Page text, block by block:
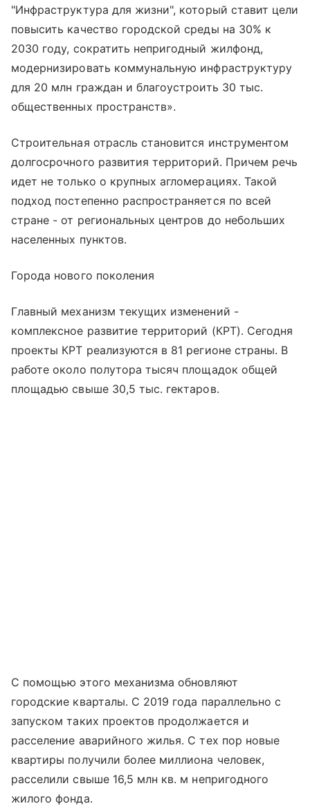
"Инфраструктура для жизни", который ставит цели
повысить качество городской среды на 30% к
2030 году, сократить непригодный жилфонд,
модернизировать коммунальную инфраструктуру
для 20 млн граждан и благоустроить 30 тыс.
общественных пространств».
Строительная отрасль становится инструментом
долгосрочного развития территорий. Причем речь
идет не только о крупных агломерациях. Такой
подход постепенно распространяется по всей
стране - от региональных центров до небольших
населенных пунктов.
Города нового поколения
Главный механизм текущих изменений -
комплексное развитие территорий (КРТ). Сегодня
проекты КРТ реализуются в 81 регионе страны. В
работе около полутора тысяч площадок общей
площадью свыше 30,5 тыс. гектаров.
С помощью этого механизма обновляют
городские кварталы. С 2019 года параллельно с
запуском таких проектов продолжается и
расселение аварийного жилья. С тех пор новые
квартиры получили более миллиона человек,
расселили свыше 16,5 млн кв. м непригодного
жилого фонда.